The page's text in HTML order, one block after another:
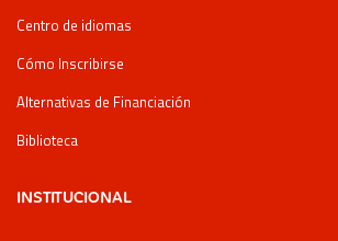
Centro de idiomas
Cómo Inscribirse
Alternativas de Financiación
Biblioteca
INSTITUCIONAL